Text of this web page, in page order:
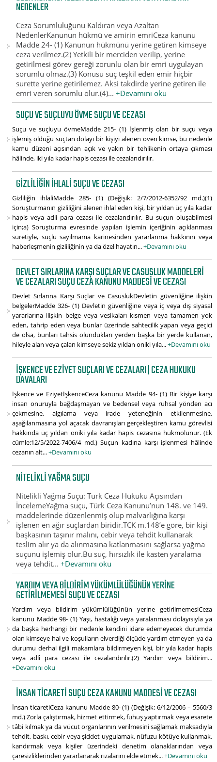
NEDENLER
Ceza Sorumluluğunu Kaldıran veya Azaltan
NedenlerKanunun hükmü ve amirin emriCeza kanunu
Madde 24- (1) Kanunun hükmünü yerine getiren kimseye
ceza verilmez.(2) Yetkili bir merciden verilip, yerine
getirilmesi görev gereği zorunlu olan bir emri uygulayan
sorumlu olmaz.(3) Konusu suç teşkil eden emir hiçbir
surette yerine getirilemez. Aksi takdirde yerine getiren ile
emri veren sorumlu olur.(4)...+Devamını oku
SUÇU VE SUÇLUYU ÖVME SUÇU VE CEZASI
Suçu ve suçluyu övmeMadde 215- (1) İşlenmiş olan bir suçu veya
işlemiş olduğu suçtan dolayı bir kişiyi alenen öven kimse, bu nedenle
kamu düzeni açısından açık ve yakın bir tehlikenin ortaya çıkması
hâlinde, iki yıla kadar hapis cezası ile cezalandırılır.
GIZLILIĞIN IHLALI SUÇU VE CEZASI
Gizliliğin ihlaliMadde 285- (1) (Değişik: 2/7/2012-6352/92 md.)(1)
Soruşturmanın gizliliğini alenen ihlal eden kişi, bir yıldan üç yıla kadar
hapis veya adli para cezası ile cezalandırılır. Bu suçun oluşabilmesi
için;a) Soruşturma evresinde yapılan işlemin içeriğinin açıklanması
suretiyle, suçlu sayılmama karinesinden yararlanma hakkının veya
haberleşmenin gizliliğinin ya da özel hayatın...+Devamını oku
DEVLET SIRLARINA KARŞI SUÇLAR VE CASUSLUK MADDELERI
VE CEZALARI SUÇU CEZA KANUNU MADDESI VE CEZASI
Devlet Sırlarına Karşı Suçlar ve CasuslukDevletin güvenliğine ilişkin
belgelerMadde 326- (1) Devletin güvenliğine veya iç veya dış siyasal
yararlarına ilişkin belge veya vesikaları kısmen veya tamamen yok
eden, tahrip eden veya bunlar üzerinde sahtecilik yapan veya geçici
de olsa, bunları tahsis olundukları yerden başka bir yerde kullanan,
hileyle alan veya çalan kimseye sekiz yıldan oniki yıla...+Devamını oku
İŞKENCE VE EZIYET SUÇLARI VE CEZALARI | CEZA HUKUKU
DAVALARI
İşkence ve EziyetİşkenceCeza kanunu Madde 94- (1) Bir kişiye karşı
insan onuruyla bağdaşmayan ve bedensel veya ruhsal yönden acı
çekmesine, algılama veya irade yeteneğinin etkilenmesine,
aşağılanmasına yol açacak davranışları gerçekleştiren kamu görevlisi
hakkında üç yıldan oniki yıla kadar hapis cezasına hükmolunur. (Ek
cümle:12/5/2022-7406/4 md.) Suçun kadına karşı işlenmesi hâlinde
cezanın alt...+Devamını oku
NITELIKLI YAĞMA SUÇU
Nitelikli Yağma Suçu: Türk Ceza Hukuku Açısından
İncelemeYağma suçu, Türk Ceza Kanunu’nun 148. ve 149.
maddelerinde düzenlenmiş olup malvarlığına karşı
işlenen en ağır suçlardan biridir.TCK m.148’e göre, bir kişi
başkasının taşınır malını, cebir veya tehdit kullanarak
teslim alır ya da alınmasına katlanmasını sağlarsa yağma
suçunu işlemiş olur.Bu suç, hırsızlık ile kasten yaralama
veya tehdit...+Devamını oku
YARDIM VEYA BILDIRIM YÜKÜMLÜLÜĞÜNÜN YERINE
GETIRILMEMESI SUÇU VE CEZASI
Yardım veya bildirim yükümlülüğünün yerine getirilmemesiCeza
kanunu Madde 98- (1) Yaşı, hastalığı veya yaralanması dolayısıyla ya
da başka herhangi bir nedenle kendini idare edemeyecek durumda
olan kimseye hal ve koşulların elverdiği ölçüde yardım etmeyen ya da
durumu derhal ilgili makamlara bildirmeyen kişi, bir yıla kadar hapis
veya adlî para cezası ile cezalandırılır.(2) Yardım veya bildirim...
+Devamını oku
İNSAN TICARETI SUÇU CEZA KANUNU MADDESI VE CEZASI
İnsan ticaretiCeza kanunu Madde 80- (1) (Değişik: 6/12/2006 – 5560/3
md.) Zorla çalıştırmak, hizmet ettirmek, fuhuş yaptırmak veya esarete
tâbi kılmak ya da vücut organlarının verilmesini sağlamak maksadıyla
tehdit, baskı, cebir veya şiddet uygulamak, nüfuzu kötüye kullanmak,
kandırmak veya kişiler üzerindeki denetim olanaklarından veya
çaresizliklerinden yararlanarak rızalarını elde etmek...+Devamını oku